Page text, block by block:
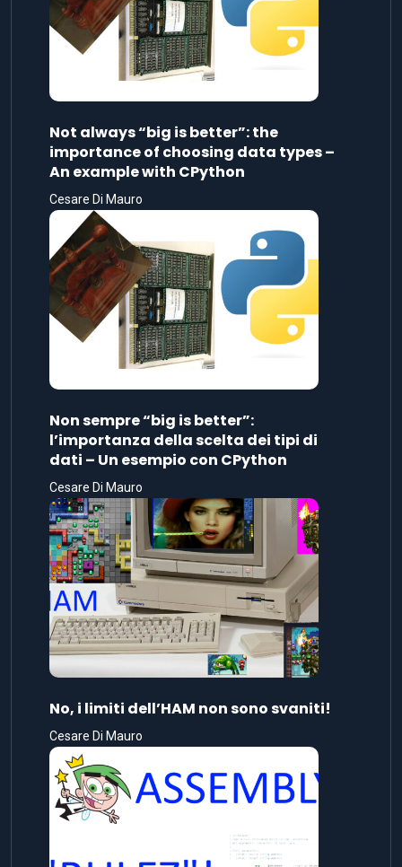
Not always “big is better”: the
importance of choosing data types –
An example with CPython
Cesare Di Mauro
Non sempre “big is better”:
l’importanza della scelta dei tipi di
dati – Un esempio con CPython
Cesare Di Mauro
No, i limiti dell’HAM non sono svaniti!
Cesare Di Mauro